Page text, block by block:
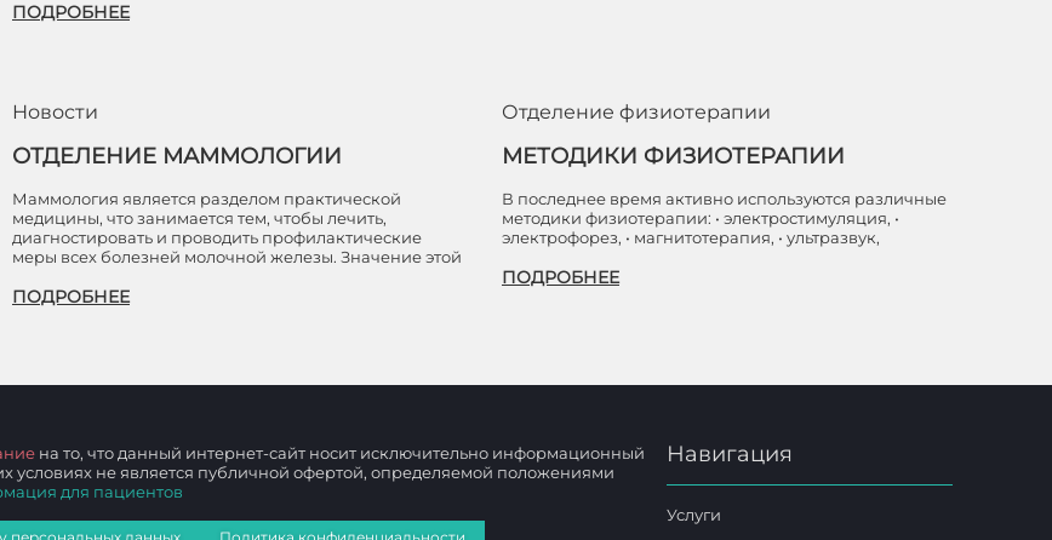
ПОДРОБНЕЕ
Новости
ОТДЕЛЕНИЕ МАММОЛОГИИ
Маммология является разделом практической
медицины, что занимается тем, чтобы лечить,
диагностировать и проводить профилактические
меры всех болезней молочной железы. Значение этой
ПОДРОБНЕЕ
Отделение физиотерапии
МЕТОДИКИ ФИЗИОТЕРАПИИ
В последнее время активно используются различные
методики физиотерапии: • электростимуляция, •
электрофорез, • магнитотерапия, • ультразвук,
ПОДРОБНЕЕ
на то, что данный интернет-сайт носит исключительно информационный
условиях не является публичной офертой, определяемой положениями
для пациентов
Навигация
Услуги